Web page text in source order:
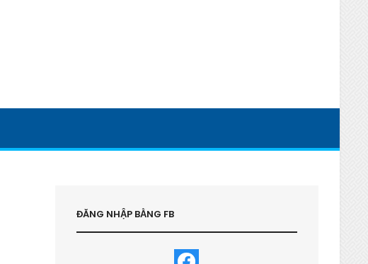
ĐĂNG NHẬP BẰNG FB